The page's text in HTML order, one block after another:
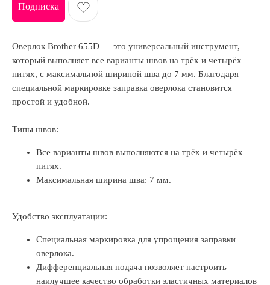
Подписка
Оверлок Brother 655D — это универсальный инструмент,
который выполняет все варианты швов на трёх и четырёх
нитях, с максимальной шириной шва до 7 мм. Благодаря
специальной маркировке заправка оверлока становится
простой и удобной.
Типы швов:
Все варианты швов выполняются на трёх и четырёх
нитях.
Максимальная ширина шва: 7 мм.
Удобство эксплуатации:
Специальная маркировка для упрощения заправки
оверлока.
Дифференциальная подача позволяет настроить
наилучшее качество обработки эластичных материалов